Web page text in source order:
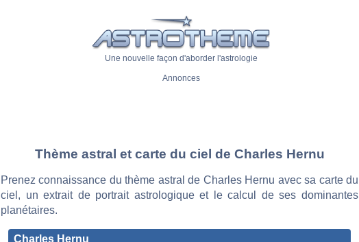
Une nouvelle façon d'aborder l'astrologie
Annonces
Thème astral et carte du ciel de Charles Hernu
Prenez connaissance du thème astral de Charles Hernu avec sa carte du
ciel, un extrait de portrait astrologique et le calcul de ses dominantes
planétaires.
Charles Hernu